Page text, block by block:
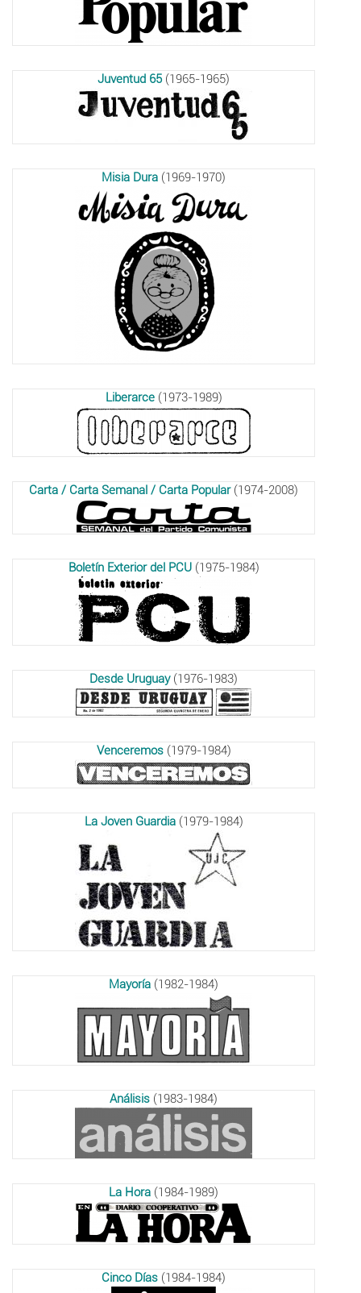
Juventud 65(1965-1965)
Misia Dura (1969-1970)
Liberarce(1973-1989)
Carta / Carta Semanal / Carta Popular(1974-2008)
Boletín Exterior del PCU(1975-1984)
Desde Uruguay(1976-1983)
Venceremos(1979-1984)
La Joven Guardia(1979-1984)
Mayoría (1982-1984)
Análisis (1983-1984)
La Hora (1984-1989)
Cinco Días (1984-1984)